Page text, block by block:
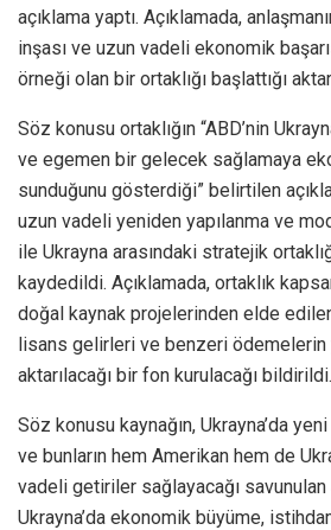
açıklama yaptı. Açıklamada,
inşası ve uzun vadeli ekonomik
örneği olan bir ortaklığı başlattığı
Söz konusu ortaklığın “ABD’nin
ve egemen bir gelecek sağlamaya
sunduğunu gösterdiği” belirtilen
uzun vadeli yeniden yapılanma ve
ile Ukrayna arasındaki stratejik
kaydedildi. Açıklamada, ortaklık
doğal kaynak projelerinden elde
lisans gelirleri ve benzeri ödemelerin
aktarılacağı bir fon kurulacağı bildirildi.
Söz konusu kaynağın, Ukrayna’da
ve bunların hem Amerikan hem de
vadeli getiriler sağlayacağı savunulan
Ukrayna’da ekonomik büyüme,